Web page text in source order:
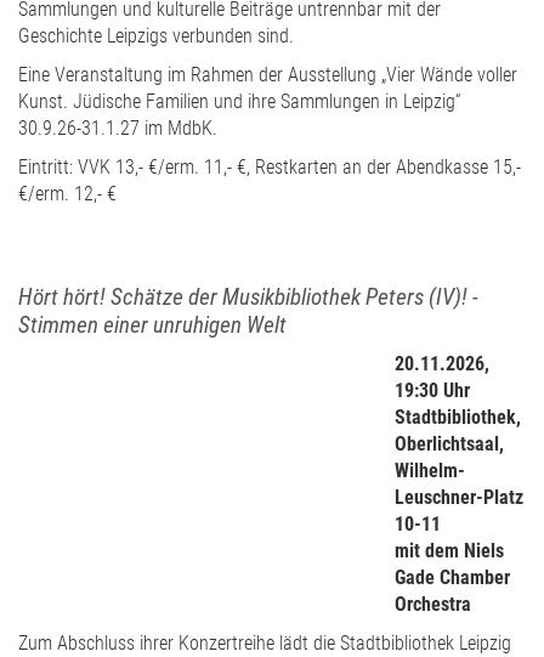
Sammlungen und kulturelle Beiträge untrennbar mit der
Geschichte Leipzigs verbunden sind.
Eine Veranstaltung im Rahmen der Ausstellung „Vier Wände voller
Kunst. Jüdische Familien und ihre Sammlungen in Leipzig“
30.9.26-31.1.27 im MdbK.
Eintritt: VVK 13,- €/erm. 11,- €, Restkarten an der Abendkasse 15,-
€/erm. 12,- €
Hört hört! Schätze der Musikbibliothek Peters (IV)! -
Stimmen einer unruhigen Welt
20.11.2026,
19:30 Uhr
Stadtbibliothek,
Oberlichtsaal,
Wilhelm-
Leuschner-Platz
10-11
mit dem Niels
Gade Chamber
Orchestra
Zum Abschluss ihrer Konzertreihe lädt die Stadtbibliothek Leipzig